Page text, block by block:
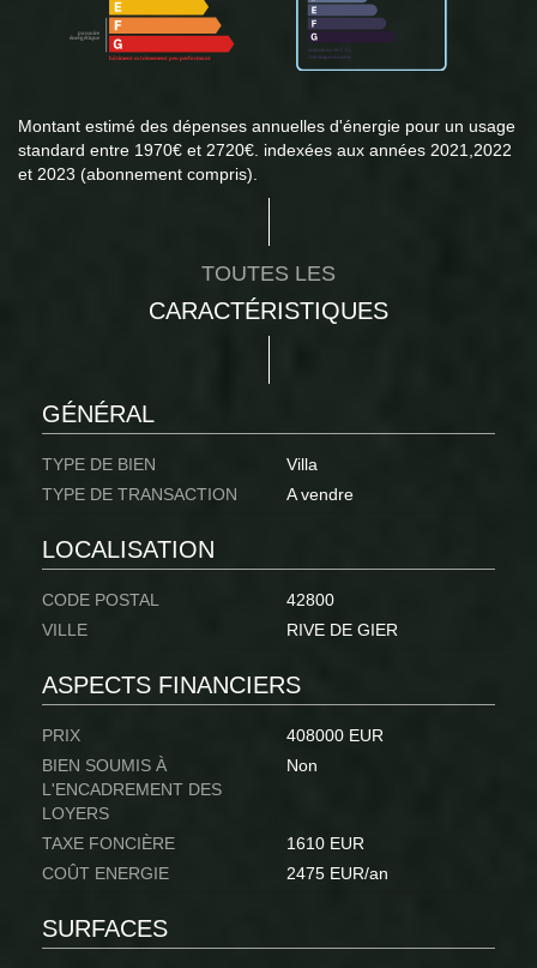
Montant estimé des dépenses annuelles d'énergie pour un usage
standard entre 1970€ et 2720€. indexées aux années 2021,2022
et 2023 (abonnement compris).
TOUTES LES
CARACTÉRISTIQUES
GÉNÉRAL
TYPE DE BIEN
Villa
TYPE DE TRANSACTION
A vendre
LOCALISATION
CODE POSTAL
42800
VILLE
RIVE DE GIER
ASPECTS FINANCIERS
PRIX
408000 EUR
BIEN SOUMIS À
L'ENCADREMENT DES
LOYERS
Non
TAXE FONCIÈRE
1610 EUR
COÛT ENERGIE
2475 EUR/an
SURFACES